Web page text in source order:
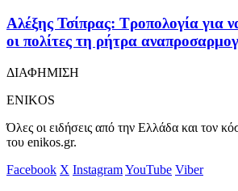
Αλέξης Τσίπρας: Τροπολογία για
οι πολίτες τη ρήτρα
ΔΙΑΦΗΜΙΣΗ
ENIKOS
Όλες οι ειδήσεις από την Ελλάδα και τον
του enikos.gr.
Facebook X InstagramYouTube Viber